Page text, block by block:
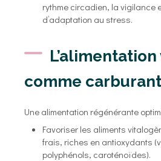
rythme circadien, la vigilance
d’adaptation au stress.
comme carburant
Une alimentation régénérante
Favoriser les aliments
frais, riches en antioxydants
polyphénols, caroténoïdes).